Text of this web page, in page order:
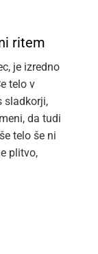
ritem
je izredno
telo v
sladkorji,
da tudi
telo še ni
plitvo,